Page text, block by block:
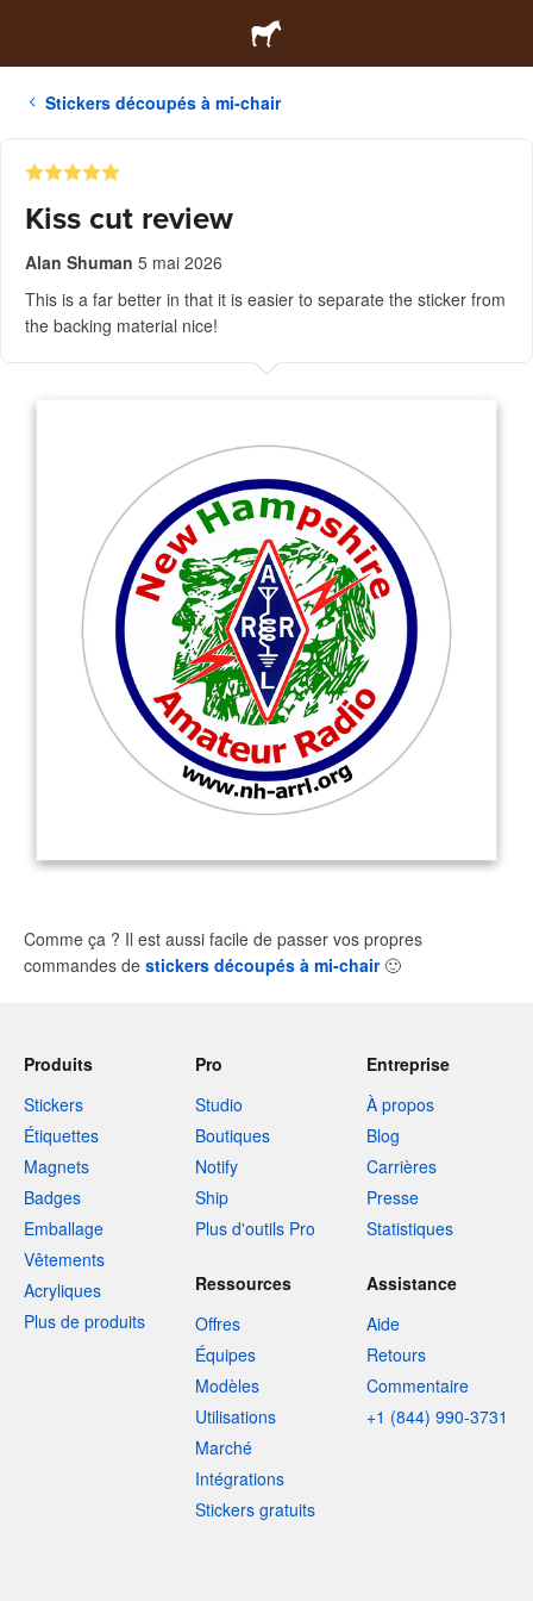
Stickers découpés à mi-chair
Kiss cut review
Alan Shuman 5 mai 2026
This is a far better in that it is easier to separate the sticker from
the backing material nice!
Comme ça ? Il est aussi facile de passer vos propres
commandes de stickers découpés à mi-chair 🙂
Produits
Stickers
Étiquettes
Magnets
Badges
Emballage
Vêtements
Acryliques
Plus de produits
Pro
Studio
Boutiques
Notify
Ship
Plus d'outils Pro
Entreprise
À propos
Blog
Carrières
Presse
Statistiques
Ressources
Offres
Équipes
Modèles
Utilisations
Marché
Intégrations
Stickers gratuits
Assistance
Aide
Retours
Commentaire
+1 (844) 990-3731